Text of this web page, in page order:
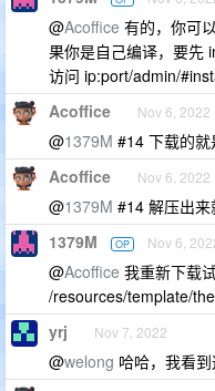
@Acoffice 有的，你可
果你是自己编译，要先
访问 ip:port/admin/
Acoffice Nov 6, 2022
@1379M #14 下载的
Acoffice Nov 6, 2022
@1379M #14 解压出
1379M OP Nov 6,
@Acoffice 我重新下载
/resources/template/
yrj Nov 7, 2022
@welong 哈哈，我看